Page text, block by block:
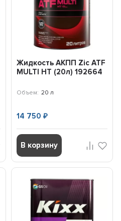
Жидкость АКПП Zic ATF
MULTI HT (20л) 192664
Объем: 20 л
14 750 ₽
В корзину